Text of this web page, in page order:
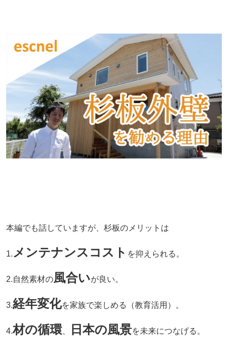
本編でも話していますが、杉板のメリットは
1. メンテナンスコスト を抑えられる。
2.自然素材の風合いが良い。
3.経年変化を家族で楽しめる（教育活用）。
4.材の循環、 日本の風景を未来につなげる。